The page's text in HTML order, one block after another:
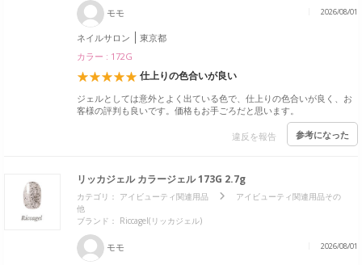
モモ 2026/08/01
ネイルサロン
東京都
カラー : 172G
仕上りの色合いが良い
ジェルとしては意外とよく出ている色で、仕上りの色合いが良く、お
客様の評判も良いです。価格もお手ごろだと思います。
違反を報告 参考になった
リッカジェル カラージェル 173G 2.7g
カテゴリ： アイビューティ関連用品
アイビューティ関連用品その
他
ブランド： Riccagel(リッカジェル)
モモ 2026/08/01